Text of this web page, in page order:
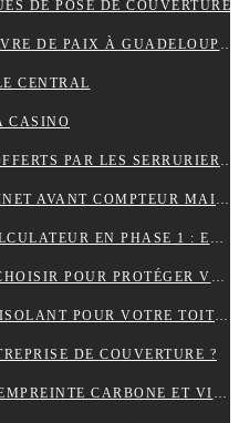
DE POSE DE COUVERTURE
HAPPY BEAUT.Y : VOTRE HAVRE DE PAIX À GUADELOUPE ET À PARIS
CENTRAL
CASINO
LES SERVICES D’URGENCE OFFERTS PAR LES SERRURIERS À PARIS
QUI DOIT CHANGER LE ROBINET AVANT COMPTEUR MAISON INDIVIDUELLE ?
REPROGRAMMATION DU CALCULATEUR EN PHASE 1 : EXPLICATIONS
QUEL SYSTÈME D’ALARME CHOISIR POUR PROTÉGER VOTRE MAISON ?
COMMENT CHOISIR LE BON ISOLANT POUR VOTRE TOITURE ?
DE COUVERTURE ?
COMMENT RÉDUIRE VOTRE EMPREINTE CARBONE ET VIVRE DURABLEMENT ?